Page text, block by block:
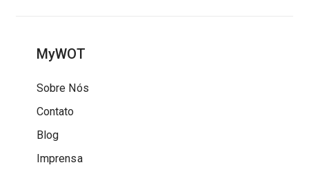
MyWOT
Sobre Nós
Contato
Blog
Imprensa